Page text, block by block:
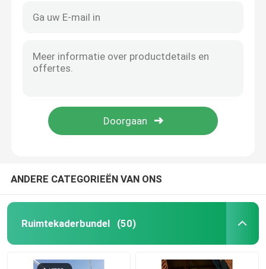
ANDERE CATEGORIEËN VAN ONS
Ruimtekaderbundel (50)